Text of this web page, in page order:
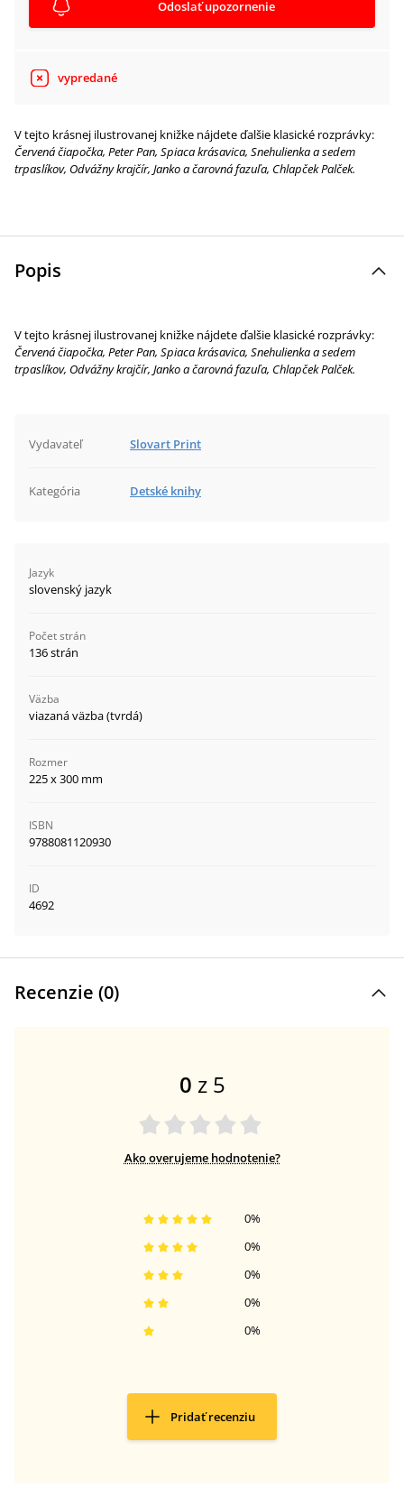
Odoslať upozornenie
vypredané
V tejto krásnej ilustrovanej knižke nájdete ďalšie klasické rozprávky:
Červená čiapočka, Peter Pan, Spiaca krásavica, Snehulienka a sedem
trpaslíkov, Odvážny krajčír, Janko a čarovná fazuľa, Chlapček Palček.
Popis
V tejto krásnej ilustrovanej knižke nájdete ďalšie klasické rozprávky:
Červená čiapočka, Peter Pan, Spiaca krásavica, Snehulienka a sedem
trpaslíkov, Odvážny krajčír, Janko a čarovná fazuľa, Chlapček Palček.
Vydavateľ Slovart Print
Kategória Detské knihy
Jazyk
slovenský jazyk
Počet strán
136 strán
Väzba
viazaná väzba (tvrdá)
Rozmer
225 x 300 mm
ISBN
9788081120930
ID
4692
Recenzie (0)
0 z 5
Ako overujeme hodnotenie?
0%
0%
0%
0%
0%
Pridať recenziu